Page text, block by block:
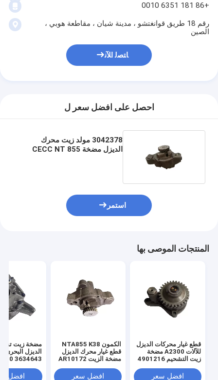
+86 181 6351 0010
رقم 18 طريق قوانغتشو ، مدينة شيان ، مقاطعة هوبي ،
الصين
ﺎﺘﺼﻟ ﺍﻶﻧ
احصل على افضل سعر ل
3042378 مولد زيت محرك
الديزل مضخة CECC NT 855
استمر
المنتجات الموصى بها
قطع غيار محركات الديزل
للآلات A2300 مضخة
زيت التشحيم 4901216
افضل سعر
الكمون NTA855 K38
قطع غيار محرك الديزل
مضخة الزيت AR10172
افضل سعر
مضخة زيت
3634643
افضل